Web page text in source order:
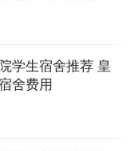
学生宿舍推荐 皇
舍费用